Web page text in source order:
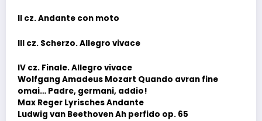
II cz. Andante con moto
III cz. Scherzo. Allegro vivace
IV cz. Finale. Allegro vivace
Wolfgang Amadeus Mozart Quando avran fine
omai… Padre, germani, addio!
Max Reger Lyrisches Andante
Ludwig van Beethoven Ah perfido op. 65